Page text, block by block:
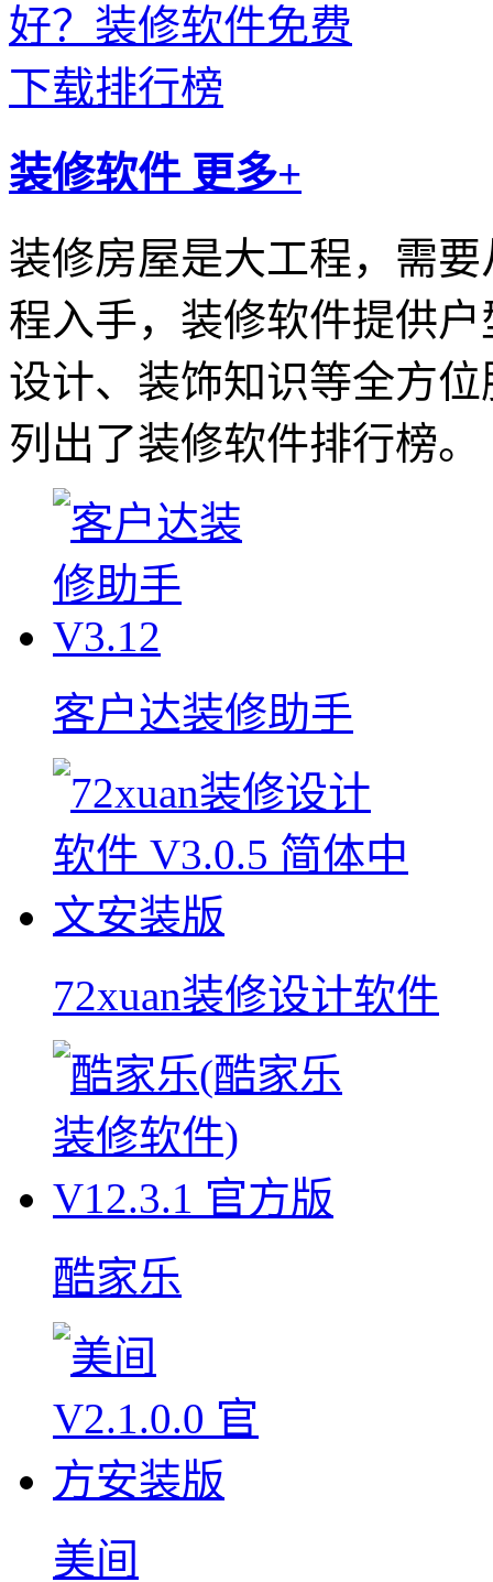
装修软件 更多+
装修房屋是大工程，需
程入手，装修软件提供
设计、装饰知识等全方
列出了装修软件排行榜。
客户达装修助手
72xuan装修设计软件
酷家乐
美间